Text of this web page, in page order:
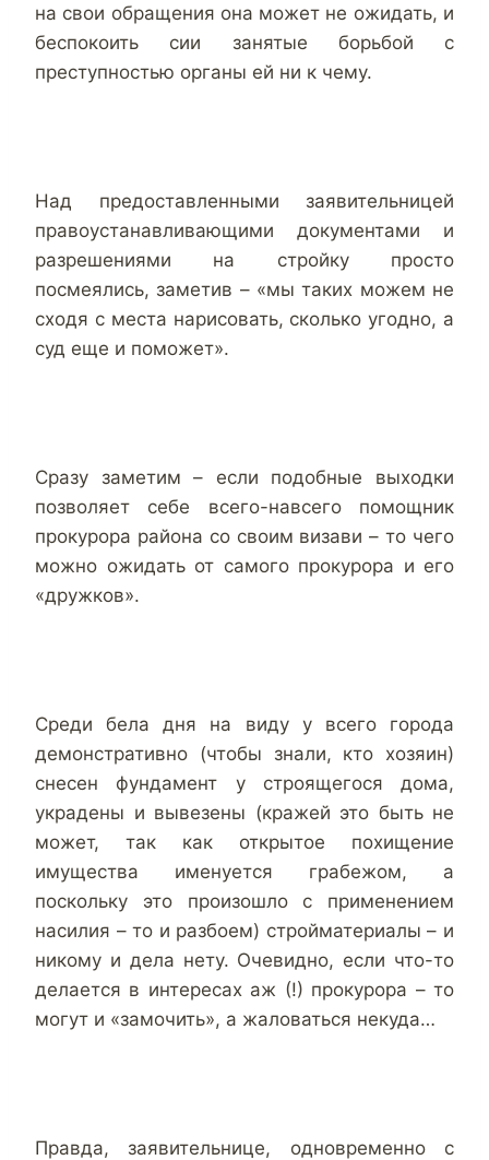
на свои обращения она может не ожидать, и
беспокоить сии занятые борьбой с
преступностью органы ей ни к чему.
Над предоставленными заявительницей
правоустанавливающими документами и
разрешениями на стройку просто
посмеялись, заметив – «мы таких можем не
сходя с места нарисовать, сколько угодно, а
суд еще и поможет».
Сразу заметим – если подобные выходки
позволяет себе всего-навсего помощник
прокурора района со своим визави – то чего
можно ожидать от самого прокурора и его
«дружков».
Среди бела дня на виду у всего города
демонстративно (чтобы знали, кто хозяин)
снесен фундамент у строящегося дома,
украдены и вывезены (кражей это быть не
может, так как открытое похищение
имущества именуется грабежом, а
поскольку это произошло с применением
насилия – то и разбоем) стройматериалы – и
никому и дела нету. Очевидно, если что-то
делается в интересах аж (!) прокурора – то
могут и «замочить», а жаловаться некуда…
Правда, заявительнице, одновременно с